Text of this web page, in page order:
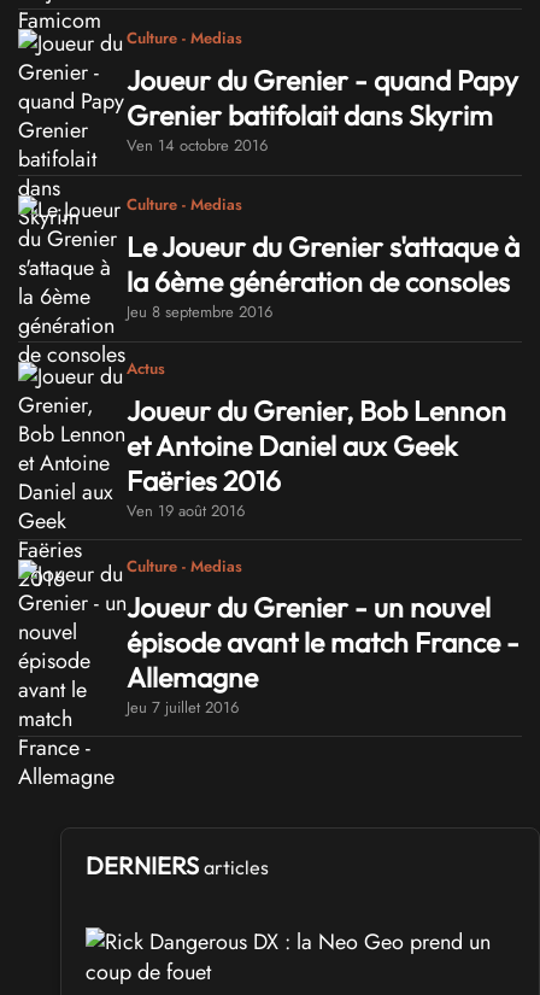
Culture - Medias
Joueur du Grenier - quand Papy
Grenier batifolait dans Skyrim
Ven 14 octobre 2016
Culture - Medias
Le Joueur du Grenier s'attaque à
la 6ème génération de consoles
Jeu 8 septembre 2016
Actus
Joueur du Grenier, Bob Lennon
et Antoine Daniel aux Geek
Faëries 2016
Ven 19 août 2016
Culture - Medias
Joueur du Grenier - un nouvel
épisode avant le match France -
Allemagne
Jeu 7 juillet 2016
DERNIERS articles